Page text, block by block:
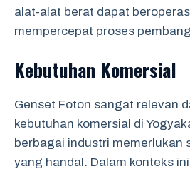
alat-alat berat dapat
mempercepat proses
Kebutuhan Komersial
Genset Foton sangat relevan
kebutuhan komersial di
berbagai industri memerlukan
yang handal. Dalam konteks